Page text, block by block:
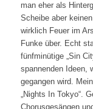
man eher als
Scheibe aber
wirklich Feuer im
Funke über. Echt
fünfminütige „Sin
spannenden Ideen,
gegangen wird.
„Nights In Tokyo“.
Chorusgesängen